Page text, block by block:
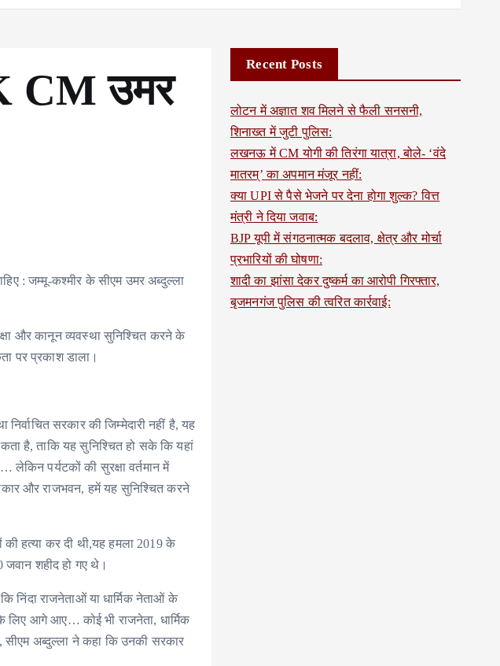
CM उमर
: जम्मू-कश्मीर के सीएम उमर अब्दुल्ला
और कानून व्यवस्था सुनिश्चित करने के
पर प्रकाश डाला।
सरकार की जिम्मेदारी नहीं है, यह
है, ताकि यह सुनिश्चित हो सके कि यहां
पर्यटकों की सुरक्षा वर्तमान में
और राजभवन, हमें यह सुनिश्चित करने
हत्या कर दी थी,‌यह हमला 2019 के
शहीद हो गए थे।
निंदा राजनेताओं या धार्मिक नेताओं के
लिए आगे आए… कोई भी राजनेता, धार्मिक
अब्दुल्ला ने कहा कि उनकी सरकार
Recent Posts
लोटन में अज्ञात शव मिलने से फैली सनसनी,
शिनाख्त में जुटी पुलिस:
लखनऊ में CM योगी की तिरंगा यात्रा, बोले- ‘वंदे
मातरम्’ का अपमान मंजूर नहीं:
क्या UPI से पैसे भेजने पर देना होगा शुल्क? वित्त
मंत्री ने दिया जवाब:
BJP यूपी में संगठनात्मक बदलाव, क्षेत्र और मोर्चा
प्रभारियों की घोषणा:
शादी का झांसा देकर दुष्कर्म का आरोपी गिरफ्तार,
बृजमनगंज पुलिस की त्वरित कार्रवाई: